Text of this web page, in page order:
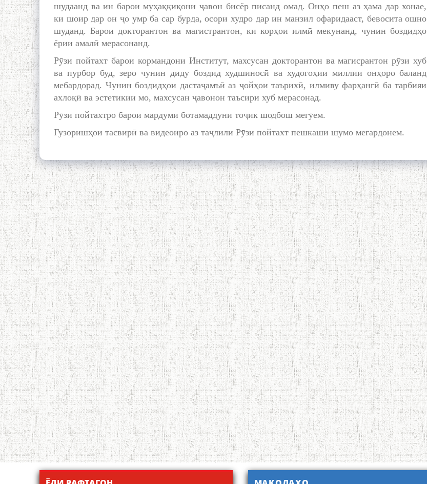
шудаанд ва ин барои муҳаққиқони ҷавон бисёр писанд омад. Онҳо пеш аз ҳама дар хонае,
ки шоир дар он ҷо умр ба сар бурда, осори худро дар ин манзил офаридааст, бевосита ошно
шуданд. Барои докторантон ва магистрантон, ки корҳои илмӣ мекунанд, чунин боздидҳо
ёрии амалӣ мерасонанд.
Рӯзи пойтахт барои кормандони Институт, махсусан докторантон ва магисрантон рӯзи хуб
ва пурбор буд, зеро чунин диду боздид худшиносӣ ва худогоҳии миллии онҳоро баланд
мебардорад. Чунин боздидҳои дастаҷамъӣ аз ҷойҳои таърихӣ, илмиву фарҳангӣ ба тарбияи
ахлоқӣ ва эстетикии мо, махсусан ҷавонон таъсири хуб мерасонад.
Рӯзи пойтахтро барои мардуми ботамаддуни тоҷик шодбош мегӯем.
Гузоришҳои тасвирӣ ва видеоиро аз таҷлили Рӯзи пойтахт пешкаши шумо мегардонем.